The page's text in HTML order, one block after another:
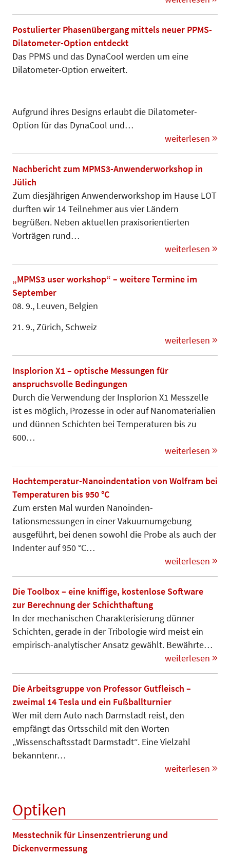
Postulierter Phasenübergang mittels neuer PPMS-
Dilatometer-Option entdeckt
Das PPMS und das DynaCool werden um eine
Dilatometer-Option erweitert.
Aufgrund ihres Designs erlaubt die Dilatometer-
Option für das Dyna­Cool und…
weiterlesen
Nachbericht zum MPMS3-Anwenderworkshop in
Jülich
Zum diesjährigen Anwenderworkshop im Hause LOT
durften wir 14 Teilnehmer aus vier Ländern
begrüßen. Neben aktuellen praxisorientier­ten
Vorträgen rund…
weiterlesen
„MPMS3 user workshop“ – weitere Termine im
September
08. 9., Leuven, Belgien
21. 9., Zürich, Schweiz
weiterlesen
Insplorion X1 – optische Messungen für
anspruchsvolle Bedingungen
Durch die Verwendung der Insplorion X1 Messzelle
ist es möglich, Prozesse in oder auf Nanomaterialien
und dünnen Schichten bei Temperaturen bis zu
600…
weiterlesen
Hochtemperatur-Nanoindentation von Wolfram bei
Temperaturen bis 950 °C
Zum ersten Mal wurden Nano­inden­
tationsmessungen in einer Vakuum­umgebung
ausgeführt, bei denen sowohl die Probe als auch der
Indenter auf 950 °C…
weiterlesen
Die Toolbox – eine kniffige, kostenlose Software
zur Berechnung der Schichthaftung
In der mechanischen Charakterisierung dün­ner
Schichten, gerade in der Tribo­logie wird meist ein
empirisch-analytischer Ansatz gewählt. Bewährte…
weiterlesen
Die Arbeitsgruppe von Professor Gutfleisch –
zweimal 14 Tesla und ein Fußballturnier
Wer mit dem Auto nach Darmstadt reist, den
empfängt das Ortsschild mit den Worten
„Wissenschaftsstadt Darmstadt“. Eine Vielzahl
bekann­tenr…
weiterlesen
Optiken
Messtechnik für Linsenzentrierung und
Dickenvermessung